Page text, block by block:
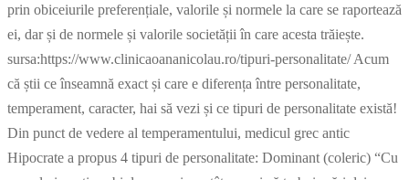
prin obiceiurile preferențiale, valorile și normele la care se raportează
ei, dar și de normele și valorile societății în care acesta trăiește.
sursa:https://www.clinicaoananicolau.ro/tipuri-personalitate/ Acum
că știi ce înseamnă exact și care e diferența între personalitate,
temperament, caracter, hai să vezi și ce tipuri de personalitate există!
Din punct de vedere al temperamentului, medicul grec antic
Hipocrate a propus 4 tipuri de personalitate: Dominant (coleric) “Cu